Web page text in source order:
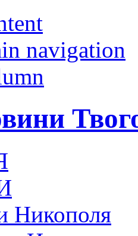
navigation
Никополя